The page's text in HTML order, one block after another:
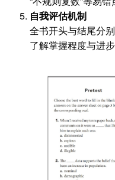
自我评估机制
全书开头与结尾分
了解掌握程度与进步